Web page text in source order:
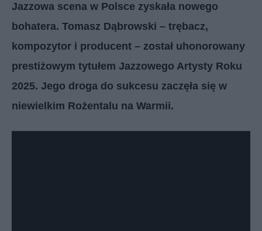
Jazzowa scena w Polsce zyskała nowego
bohatera. Tomasz Dąbrowski – trębacz,
kompozytor i producent – został uhonorowany
prestiżowym tytułem Jazzowego Artysty Roku
2025. Jego droga do sukcesu zaczęła się w
niewielkim Rożentalu na Warmii.